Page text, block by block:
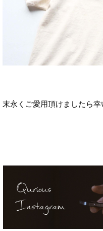
末永くご愛用頂けましたら幸